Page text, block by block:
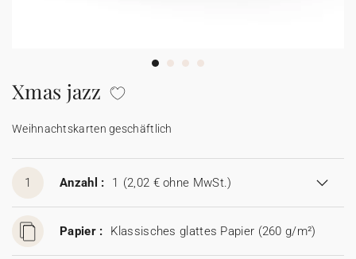
Aufkleber
Xmas jazz
Weihnachtskarten geschäftlich
1 Anzahl : 1 (2,02 € ohne MwSt.)
Papier : Klassisches glattes Papier (260 g/m²)